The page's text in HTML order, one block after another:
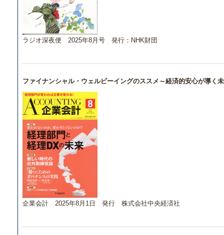
ラジオ深夜便 2025年8月号 発行：NHK財団
ファイナンシャル・ウェルビーイングのススメ～経済的安心が導く
企業会計 2025年8月1日 発行 株式会社中央経済社